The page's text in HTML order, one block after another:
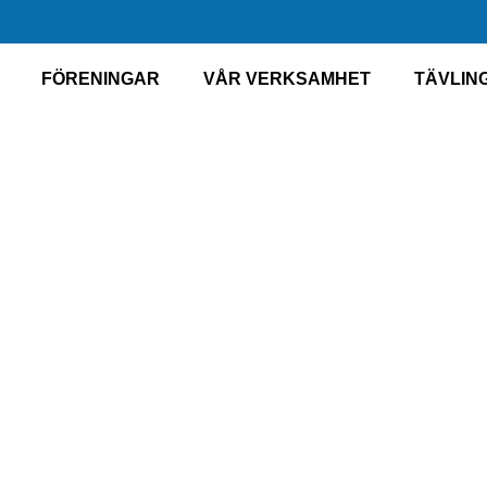
FÖRENINGAR VÅR VERKSAMHET